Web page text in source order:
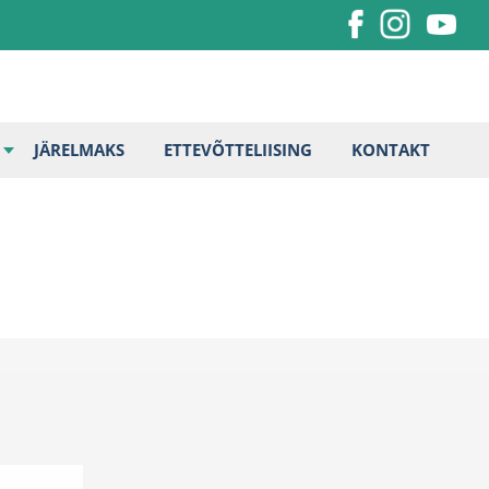
JÄRELMAKS ETTEVÕTTELIISING KONTAKT